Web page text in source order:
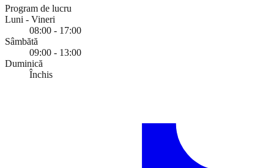
Program de lucru
Luni - Vineri
08:00 - 17:00
Sâmbătă
09:00 - 13:00
Duminică
Închis